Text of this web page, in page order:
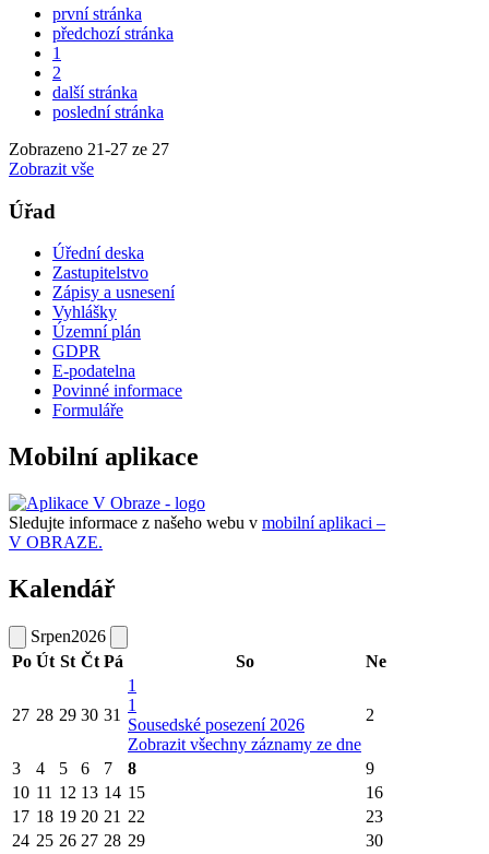
první stránka
předchozí stránka
1
2
další stránka
poslední stránka
Zobrazeno 21-27 ze 27
Zobrazit vše
Úřad
Úřední deska
Zastupitelstvo
Zápisy a usnesení
Vyhlášky
Územní plán
GDPR
E-podatelna
Povinné informace
Formuláře
Mobilní aplikace
Sledujte informace z našeho webu v mobilní aplikaci –
V OBRAZE.
Kalendář
Srpen2026
Po Út St Čt Pá So Ne
27 28 29 30 31
1
1
Sousedské posezení 2026
Zobrazit všechny záznamy ze dne
2
3 4 5 6 7 8
9
10 11 12 13 14 15
16
17 18 19 20 21 22
23
24 25 26 27 28 29
30